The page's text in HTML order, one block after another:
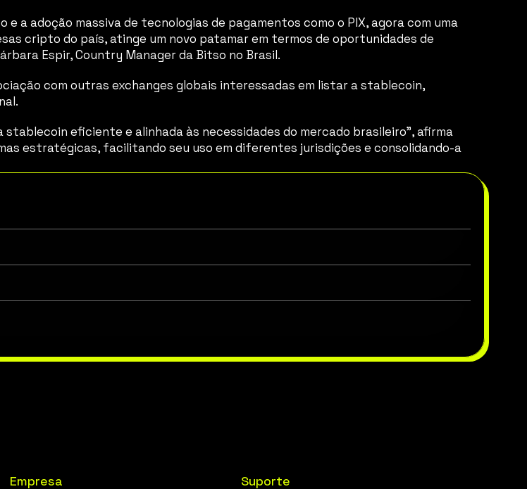
a adoção massiva de tecnologias de pagamentos como o PIX, agora com uma
cripto do país, atinge um novo patamar em termos de oportunidades de
Espir, Country Manager da Bitso no Brasil.
com outras exchanges globais interessadas em listar a stablecoin,
eficiente e alinhada às necessidades do mercado brasileiro”, afirma
estratégicas, facilitando seu uso em diferentes jurisdições e consolidando-a
Empresa Suporte